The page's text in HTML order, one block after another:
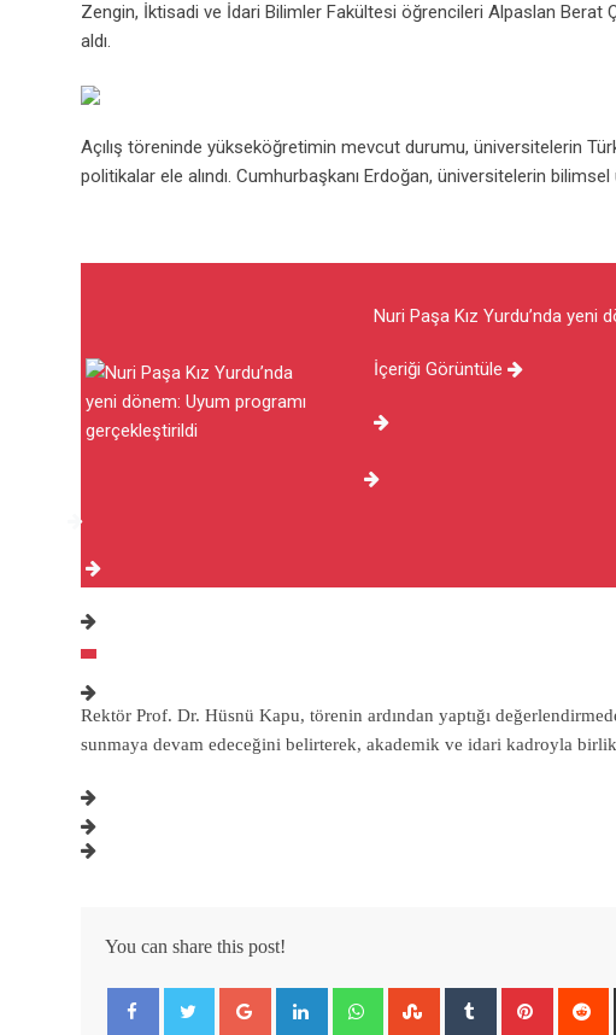
Zengin, İktisadi ve İdari Bilimler Fakültesi öğrencileri Alpaslan
aldı.
Açılış töreninde yükseköğretimin mevcut durumu, üniversitelerin
politikalar ele alındı. Cumhurbaşkanı Erdoğan, üniversitelerin
Nuri Paşa Kız Yurdu’nda yeni
İçeriği Görüntüle
Rektör Prof. Dr. Hüsnü Kapu, törenin ardından yaptığı
sunmaya devam edeceğini belirterek, akademik ve idari kadroyla
You can share this post!